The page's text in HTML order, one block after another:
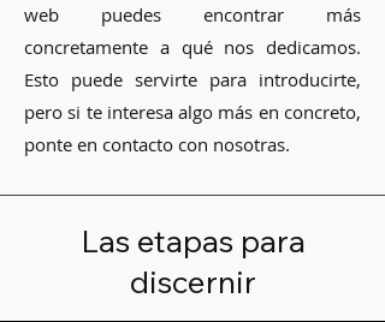
web puedes encontrar más
concretamente a qué nos dedicamos.
Esto puede servirte para introducirte,
pero si te interesa algo más en concreto,
ponte en contacto con nosotras.
Las etapas para
discernir